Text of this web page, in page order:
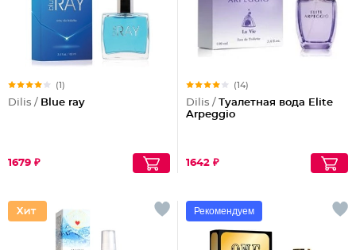
(1)
Dilis / Blue ray
1679 ₽
(14)
Dilis / Туалетная вода Elite
Arpeggio
1642 ₽
Рекомендуем